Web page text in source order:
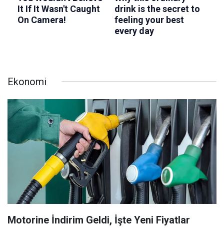
Ekonomi
Motorine İndirim Geldi, İşte Yeni Fiyatlar